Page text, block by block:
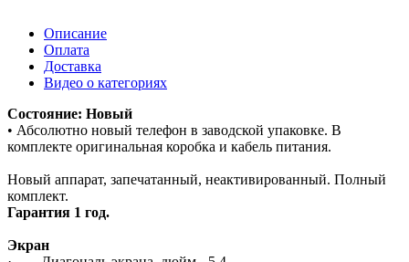
Описание
Оплата
Доставка
Видео о категориях
Состояние: Новый
• Абсолютно новый телефон в заводской упаковке. В
комплекте оригинальная коробка и кабель питания.
Новый аппарат, запечатанный, неактивированный. Полный
комплект.
Гарантия 1 год.
Экран